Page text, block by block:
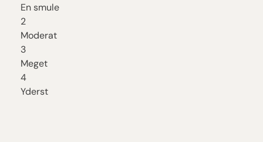
En smule
2
Moderat
3
Meget
4
Yderst